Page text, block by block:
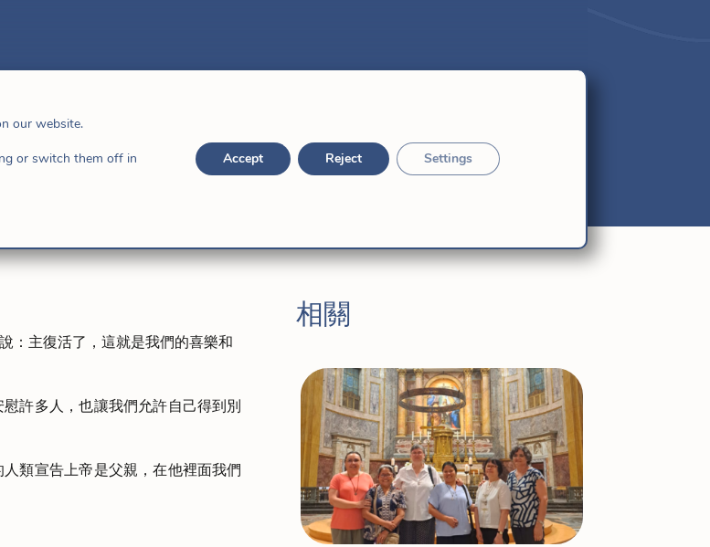
：主復活了，這就是我們的喜樂和
許多人，也讓我們允許自己得到別
類宣告上帝是父親，在他裡面我們
相關
our website.
or switch them off in
Accept Reject Settings